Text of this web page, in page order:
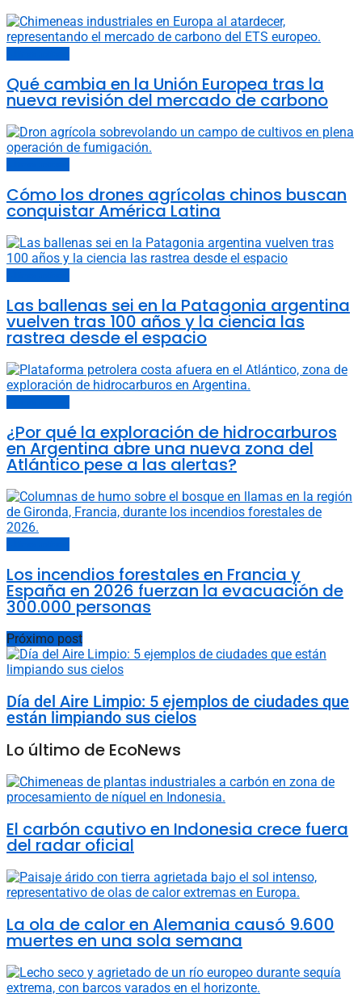
Qué cambia en la Unión Europea tras la
nueva revisión del mercado de carbono
Cómo los drones agrícolas chinos buscan
conquistar América Latina
Las ballenas sei en la Patagonia argentina
vuelven tras 100 años y la ciencia las
rastrea desde el espacio
¿Por qué la exploración de hidrocarburos
en Argentina abre una nueva zona del
Atlántico pese a las alertas?
Los incendios forestales en Francia y
España en 2026 fuerzan la evacuación de
300.000 personas
Próximo post
Día del Aire Limpio: 5 ejemplos de ciudades que
están limpiando sus cielos
Lo último de EcoNews
El carbón cautivo en Indonesia crece fuera
del radar oficial
La ola de calor en Alemania causó 9.600
muertes en una sola semana